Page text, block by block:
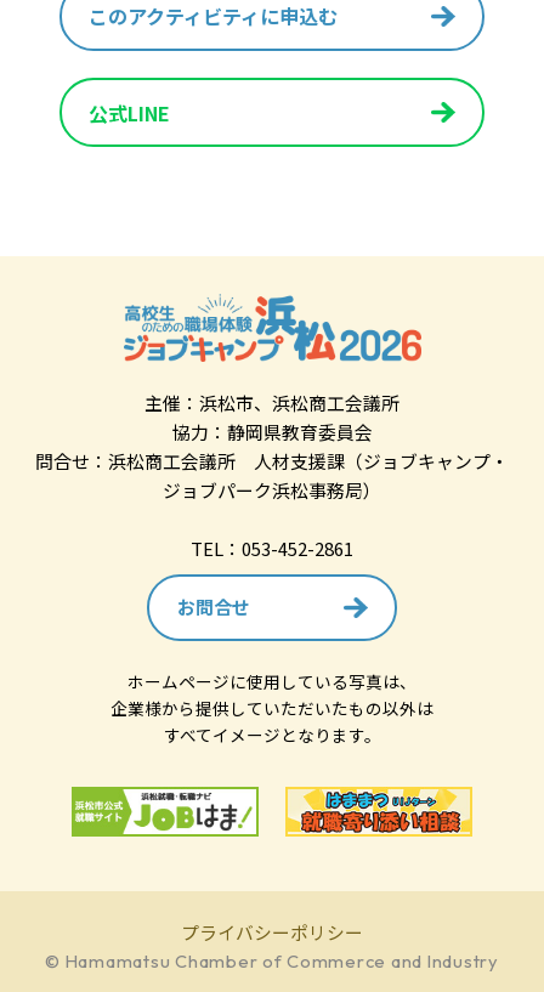
このアクティビティに申込む
公式LINE
主催：浜松市、浜松商工会議所
協力：静岡県教育委員会
問合せ：浜松商工会議所 人材支援課（ジョブキャンプ・
ジョブパーク浜松事務局）
TEL：053-452-2861
お問合せ
ホームページに使用している写真は、
企業様から提供していただいたもの以外は
すべてイメージとなります。
プライバシーポリシー
© Hamamatsu Chamber of Commerce and Industry